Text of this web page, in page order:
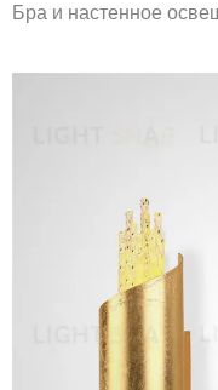
Бра и настенное